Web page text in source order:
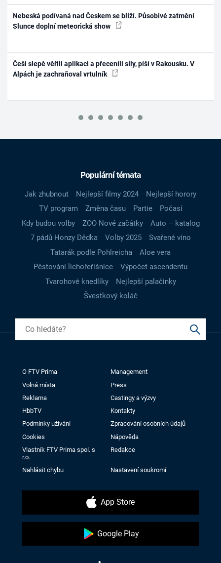
Nebeská podívaná nad Českem se blíží. Působivé zatmění
Slunce doplní meteorická show
Češi slepě věřili aplikaci a přecenili síly, píší v Rakousku. V
Alpách je zachraňoval vrtulník
Populární témata
Jak zhubnout Nejlepší filmy 2024
Nejlepší horory
TV program
Změna času Partie
Počasí
Kdy budou volby
ZOO Nové začátky
Auto – katalog
7 pádů Honzy Dědka
Volby 2025
Svařené víno
Tatarák podle Pohlreicha
Aloe vera
Pěstování lichořeřišnice
Výpočet ascendentu
Tvarohové knedlíky
Nejlepší palačinky
Švestkový koláč
O FTV Prima
Management
Volná místa
Press
Reklama
Castingy a výzvy
HbbTV
Kontakty
Podmínky užívání
Zpracování osobních údajů
Cookies
Nápověda
Vlastník FTV Prima spol. s
r.o.
Redakce
Nahlásit chybu Nastavení soukromí
App Store
Google Play